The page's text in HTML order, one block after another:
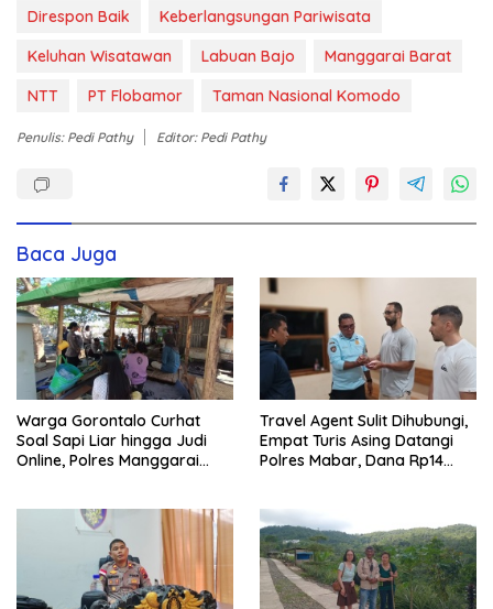
Direspon Baik
Keberlangsungan Pariwisata
Keluhan Wisatawan
Labuan Bajo
Manggarai Barat
NTT
PT Flobamor Taman Nasional Komodo
Penulis: Pedi Pathy Editor: Pedi Pathy
Baca Juga
Warga Gorontalo Curhat
Soal Sapi Liar hingga Judi
Online, Polres Manggarai
Travel Agent Sulit Dihubungi,
Empat Turis Asing Datangi
Polres Mabar, Dana Rp14